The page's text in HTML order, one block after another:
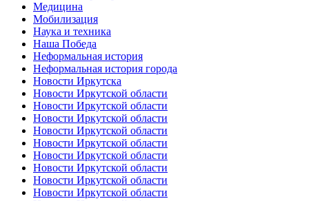
Медицина
Мобилизация
Наука и техника
Наша Победа
Неформальная история
Неформальная история города
Новости Иркутска
Новости Иркутской области
Новости Иркутской области
Новости Иркутской области
Новости Иркутской области
Новости Иркутской области
Новости Иркутской области
Новости Иркутской области
Новости Иркутской области
Новости Иркутской области